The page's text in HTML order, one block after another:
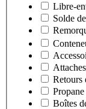
Libre-
Solde
Retours
Propane
Boîtes